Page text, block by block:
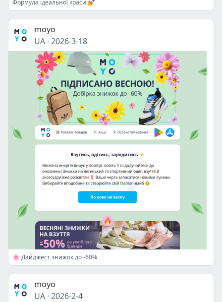
Формула ідеальної краси 💅
moyo
UA · 2026-3-18
🌸 Дайджест знижок до -60%
moyo
UA · 2026-2-4